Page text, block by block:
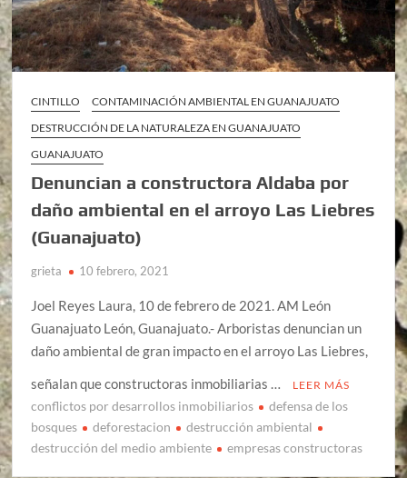
CINTILLO
CONTAMINACIÓN AMBIENTAL EN GUANAJUATO
DESTRUCCIÓN DE LA NATURALEZA EN GUANAJUATO
GUANAJUATO
Denuncian a constructora Aldaba por
daño ambiental en el arroyo Las Liebres
(Guanajuato)
grieta 10 febrero, 2021
Joel Reyes Laura, 10 de febrero de 2021. AM León
Guanajuato León, Guanajuato.- Arboristas denuncian un
daño ambiental de gran impacto en el arroyo Las Liebres,
señalan que constructoras inmobiliarias …
LEER MÁS
conflictos por desarrollos inmobiliarios
defensa de los
bosques
deforestacion
destrucción ambiental
destrucción del medio ambiente
empresas constructoras